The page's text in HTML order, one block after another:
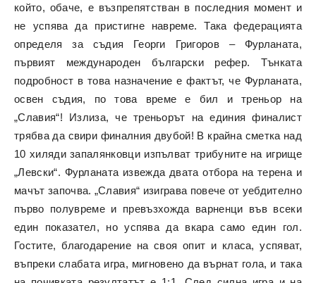
който, обаче, е възпрепятстван в последния момент и
не успява да пристигне навреме. Така федерацията
определя за съдия Георги Григоров – Фурланата,
първият международен български рефер. Тънката
подробност в това назначение е фактът, че Фурланата,
освен съдия, по това време е бил и треньор на
„Славия“! Излиза, че треньорът на единия финалист
трябва да свири финалния двубой! В крайна сметка над
10 хиляди запалянковци изпълват трибуните на игрище
„Левски“. Фурланата извежда двата отбора на терена и
мачът започва. „Славия“ изиграва повече от уебдително
първо полувреме и превъзхожда варненци във всеки
един показател, но успява да вкара само един гол.
Гостите, благодарение на своя опит и класа, успяват,
въпреки слабата игра, мигновено да върнат гола, и така